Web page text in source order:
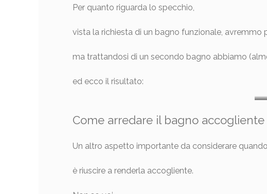
Per quanto riguarda lo specchio,
vista la richiesta di un bagno funzionale,
ma trattandosi di un secondo bagno abbiamo
ed ecco il risultato:
Come arredare il bagno accogliente
Un altro aspetto importante da considerare
è riuscire a renderla accogliente.